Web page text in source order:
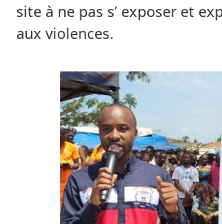
site à ne pas s’ exposer et
aux violences.